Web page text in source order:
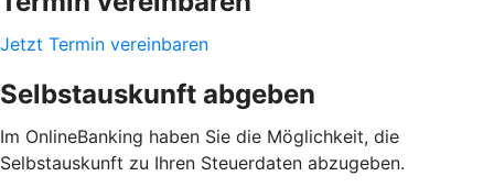
Jetzt Termin vereinbaren
Selbstauskunft abgeben
Im OnlineBanking haben Sie die Möglichkeit, die
Selbstauskunft zu Ihren Steuerdaten abzugeben.